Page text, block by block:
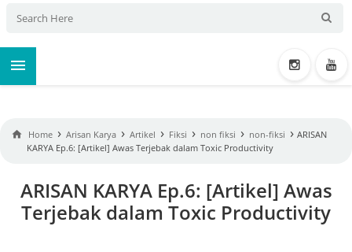

 Home › Arisan Karya › Artikel › Fiksi › non fiksi › non-fiksi › ARISAN
KARYA Ep.6: [Artikel] Awas Terjebak dalam Toxic Productivity
ARISAN KARYA Ep.6: [Artikel] Awas
Terjebak dalam Toxic Productivity